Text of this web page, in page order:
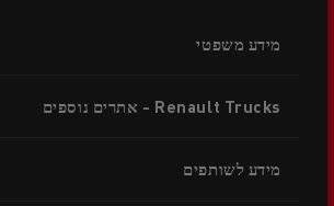
menu
מידע משפטי
Renault Trucks - אתרים נוספים
מידע לשותפים